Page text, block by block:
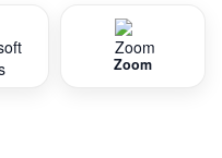
Zoom